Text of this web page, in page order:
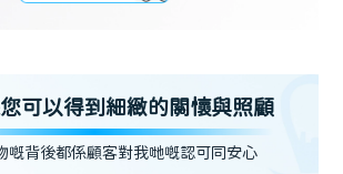
可以得到細緻的關懷與照顧
嘅背後都係顧客對我哋嘅認可同安心